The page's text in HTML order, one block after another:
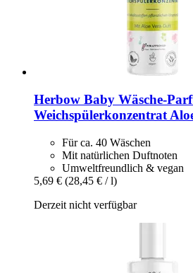
Herbow Baby Wäsche-​
Weichspülerkonzentrat
Für ca. 40 Wäschen
Mit natürlichen Duftnoten
Umweltfreundlich & vegan
5,69 € (28,45 € / l)
Derzeit nicht verfügbar